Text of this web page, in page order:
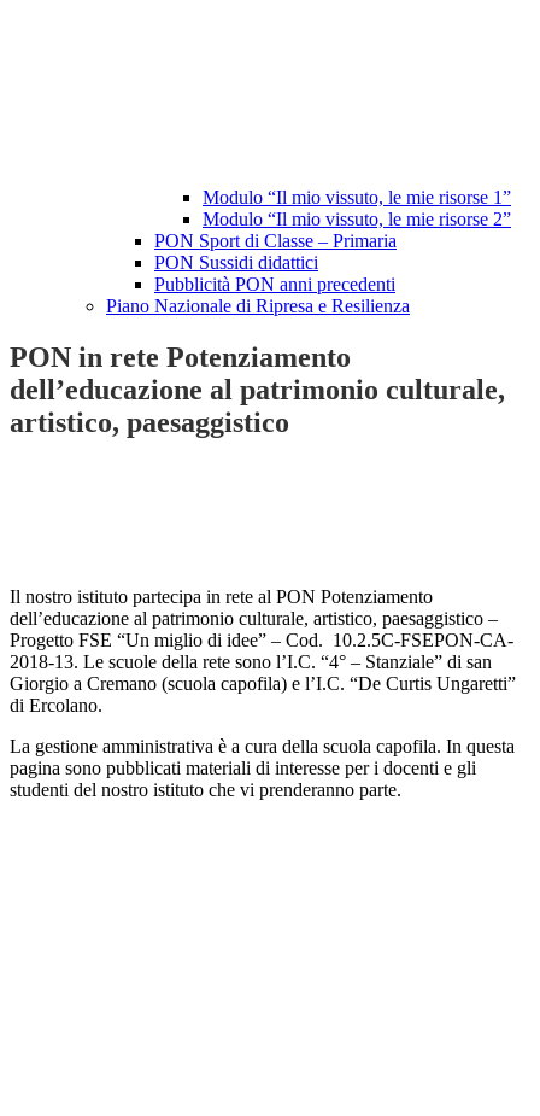
Modulo “Il mio vissuto, le mie risorse 1”
Modulo “Il mio vissuto, le mie risorse 2”
PON Sport di Classe – Primaria
PON Sussidi didattici
Pubblicità PON anni precedenti
Piano Nazionale di Ripresa e Resilienza
PON in rete Potenziamento
dell’educazione al patrimonio culturale,
artistico, paesaggistico
Il nostro istituto partecipa in rete al PON Potenziamento
dell’educazione al patrimonio culturale, artistico, paesaggistico –
Progetto FSE “Un miglio di idee” – Cod. 10.2.5C-FSEPON-CA-
2018-13. Le scuole della rete sono l’I.C. “4° – Stanziale” di san
Giorgio a Cremano (scuola capofila) e l’I.C. “De Curtis Ungaretti”
di Ercolano.
La gestione amministrativa è a cura della scuola capofila. In questa
pagina sono pubblicati materiali di interesse per i docenti e gli
studenti del nostro istituto che vi prenderanno parte.